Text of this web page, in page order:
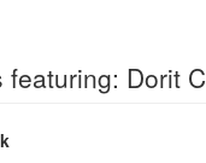
Dorit